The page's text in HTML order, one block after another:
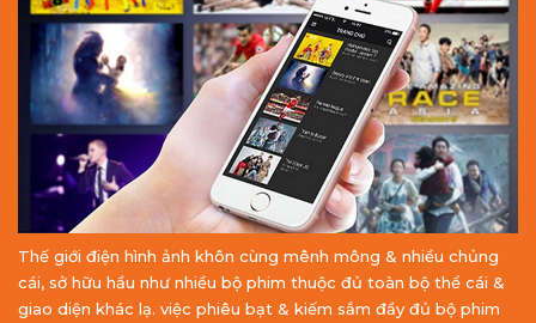
Thế giới điện hình ảnh khôn cùng mênh mông & nhiều chủng
cái, sở hữu hầu như nhiều bộ phim thuộc đủ toàn bộ thể cái &
giao diện khác lạ. việc phiêu bạt & kiếm sắm đầy đủ bộ phim